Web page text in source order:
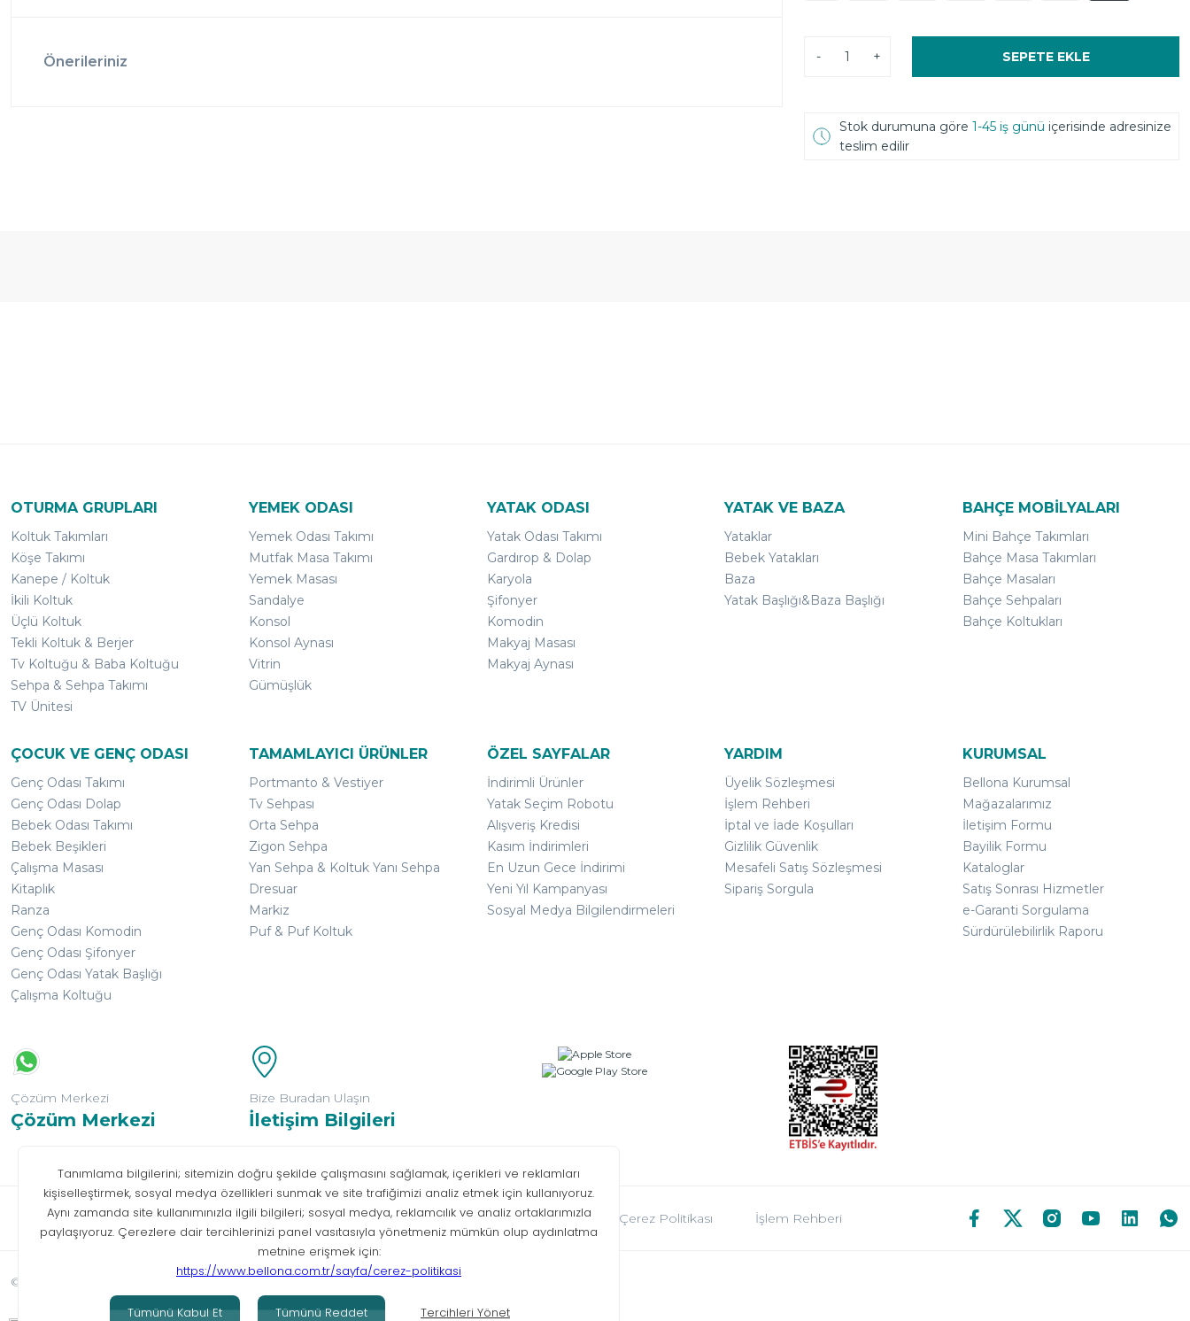
Önerileriniz - + SEPETE EKLE
Stok durumuna göre 1-45 iş günü içerisinde adresinize
teslim edilir
OTURMA GRUPLARI
Koltuk Takımları
Köşe Takımı
Kanepe / Koltuk
İkili Koltuk
Üçlü Koltuk
Tekli Koltuk & Berjer
Tv Koltuğu & Baba Koltuğu
Sehpa & Sehpa Takımı
TV Ünitesi
YEMEK ODASI
Yemek Odası Takımı
Mutfak Masa Takımı
Yemek Masası
Sandalye
Konsol
Konsol Aynası
Vitrin
Gümüşlük
YATAK ODASI
Yatak Odası Takımı
Gardırop & Dolap
Karyola
Şifonyer
Komodin
Makyaj Masası
Makyaj Aynası
YATAK VE BAZA
Yataklar
Bebek Yatakları
Baza
Yatak Başlığı&Baza Başlığı
BAHÇE MOBİLYALARI
Mini Bahçe Takımları
Bahçe Masa Takımları
Bahçe Masaları
Bahçe Sehpaları
Bahçe Koltukları
ÇOCUK VE GENÇ ODASI
Genç Odası Takımı
Genç Odası Dolap
Bebek Odası Takımı
Bebek Beşikleri
Çalışma Masası
Kitaplık
Ranza
Genç Odası Komodin
Genç Odası Şifonyer
Genç Odası Yatak Başlığı
Çalışma Koltuğu
TAMAMLAYICI ÜRÜNLER
Portmanto & Vestiyer
Tv Sehpası
Orta Sehpa
Zigon Sehpa
Yan Sehpa & Koltuk Yanı Sehpa
Dresuar
Markiz
Puf & Puf Koltuk
ÖZEL SAYFALAR
İndirimli Ürünler
Yatak Seçim Robotu
Alışveriş Kredisi
Kasım İndirimleri
En Uzun Gece İndirimi
Yeni Yıl Kampanyası
Sosyal Medya Bilgilendirmeleri
YARDIM
Üyelik Sözleşmesi
İşlem Rehberi
İptal ve İade Koşulları
Gizlilik Güvenlik
Mesafeli Satış Sözleşmesi
Sipariş Sorgula
KURUMSAL
Bellona Kurumsal
Mağazalarımız
İletişim Formu
Bayilik Formu
Kataloglar
Satış Sonrası Hizmetler
e-Garanti Sorgulama
Sürdürülebilirlik Raporu
Çözüm Merkezi
Çözüm Merkezi
Bize Buradan Ulaşın
İletişim Bilgileri
Bilgi Toplumu Hizmetleri KVKK Çerez Politikası İşlem Rehberi
© Tüm hakları saklıdır. Bellona 2026